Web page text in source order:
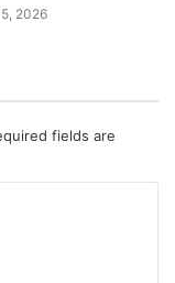
2026
fields are